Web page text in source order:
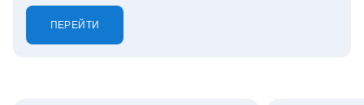
ПЕРЕЙТИ